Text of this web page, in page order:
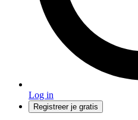
Log in
Registreer je gratis